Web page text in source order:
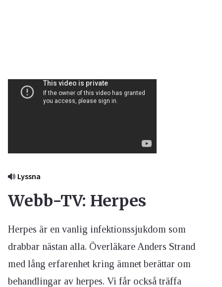
Lyssna
Webb-TV: Herpes
Herpes är en vanlig infektionssjukdom som
drabbar nästan alla. Överläkare Anders Strand
med lång erfarenhet kring ämnet berättar om
behandlingar av herpes. Vi får också träffa